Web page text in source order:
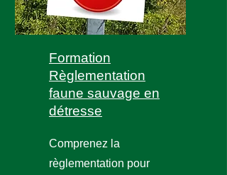
Formation
Règlementation
faune sauvage en
détresse
Comprenez la
règlementation pour